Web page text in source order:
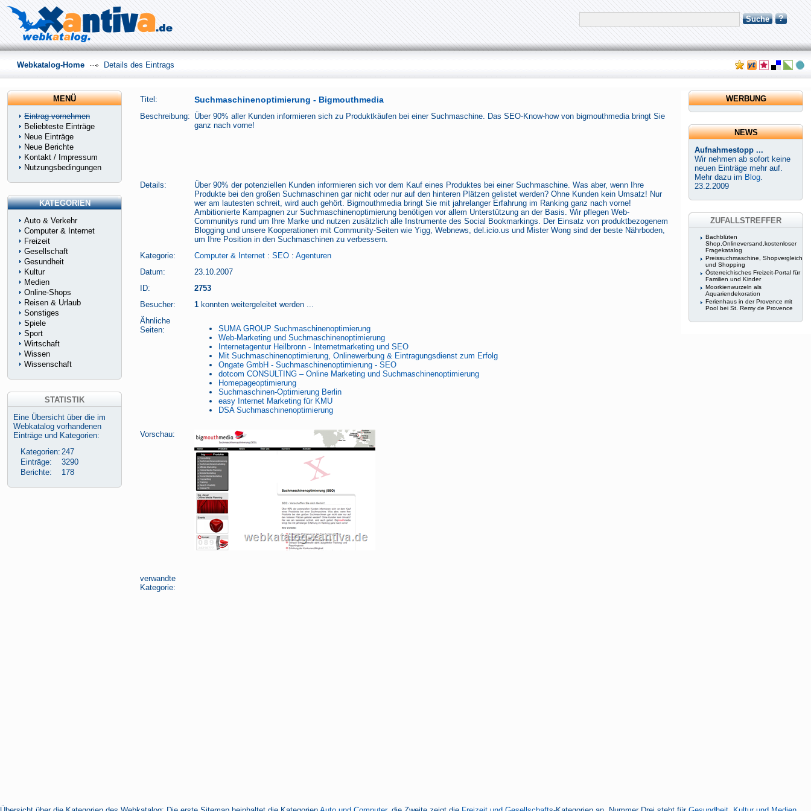
Titel: Suchmaschinenoptimierung - Bigmouthmedia
Beschreibung: Über 90% aller Kunden informieren sich zu Produktkäufen bei einer Suchmaschine. Das SEO-Know-how von bigmouthmedia bringt Sie
ganz nach vorne!
Details:
Über 90% der potenziellen Kunden informieren sich vor dem Kauf eines Produktes bei einer Suchmaschine. Was aber, wenn Ihre
Produkte bei den großen Suchmaschinen gar nicht oder nur auf den hinteren Plätzen gelistet werden? Ohne Kunden kein Umsatz! Nur
wer am lautesten schreit, wird auch gehört. Bigmouthmedia bringt Sie mit jahrelanger Erfahrung im Ranking ganz nach vorne!
Ambitionierte Kampagnen zur Suchmaschinenoptimierung benötigen vor allem Unterstützung an der Basis. Wir pflegen Web-
Communitys rund um Ihre Marke und nutzen zusätzlich alle Instrumente des Social Bookmarkings. Der Einsatz von produktbezogenem
Blogging und unsere Kooperationen mit Community-Seiten wie Yigg, Webnews, del.icio.us und Mister Wong sind der beste Nährboden,
um Ihre Position in den Suchmaschinen zu verbessern.
Kategorie:
Computer & Internet : SEO : Agenturen
Datum:
23.10.2007
ID:
2753
Besucher:
1 konnten weitergeleitet werden ...
Ähnliche
Seiten:
SUMA GROUP Suchmaschinenoptimierung
Web-Marketing und Suchmaschinenoptimierung
Internetagentur Heilbronn - Internetmarketing und SEO
Mit Suchmaschinenoptimierung, Onlinewerbung & Eintragungsdienst zum Erfolg
Ongate GmbH - Suchmaschinenoptimierung - SEO
dotcom CONSULTING – Online Marketing und Suchmaschinenoptimierung
Homepageoptimierung
Suchmaschinen-Optimierung Berlin
easy Internet Marketing für KMU
DSA Suchmaschinenoptimierung
Vorschau:
verwandte
Kategorie:
Suche ?
Webkatalog-Home Details des Eintrags
MENÜ
Eintrag vornehmen
Beliebteste Einträge
Neue Einträge
Neue Berichte
Kontakt / Impressum
Nutzungsbedingungen
KATEGORIEN
Auto & Verkehr
Computer & Internet
Freizeit
Gesellschaft
Gesundheit
Kultur
Medien
Online-Shops
Reisen & Urlaub
Sonstiges
Spiele
Sport
Wirtschaft
Wissen
Wissenschaft
STATISTIK
Eine Übersicht über die im
Webkatalog vorhandenen
Einträge und Kategorien:
Kategorien: 247
Einträge:
3290
Berichte:
178
WERBUNG
NEWS
Aufnahmestopp ...
Wir nehmen ab sofort keine
neuen Einträge mehr auf.
Mehr dazu im Blog.
23.2.2009
ZUFALLSTREFFER
Bachblüten
Shop,Onlineversand,kostenloser
Fragekatalog
Preissuchmaschine, Shopvergleich
und Shopping
Österreichisches Freizeit-Portal für
Familien und Kinder
Moorkienwurzeln als
Aquariendekoration
Ferienhaus in der Provence mit
Pool bei St. Remy de Provence